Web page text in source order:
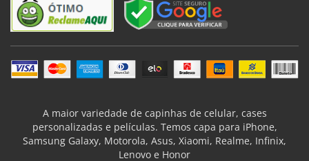
A maior variedade de capinhas de celular, cases
personalizadas e películas. Temos capa para iPhone,
Samsung Galaxy, Motorola, Asus, Xiaomi, Realme, Infinix,
Lenovo e Honor